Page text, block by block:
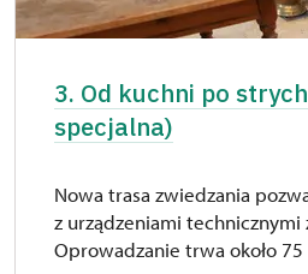
3. Od kuchni po
specjalna)
Nowa trasa zwiedzania
z urządzeniami technicznymi
Oprowadzanie trwa około 75